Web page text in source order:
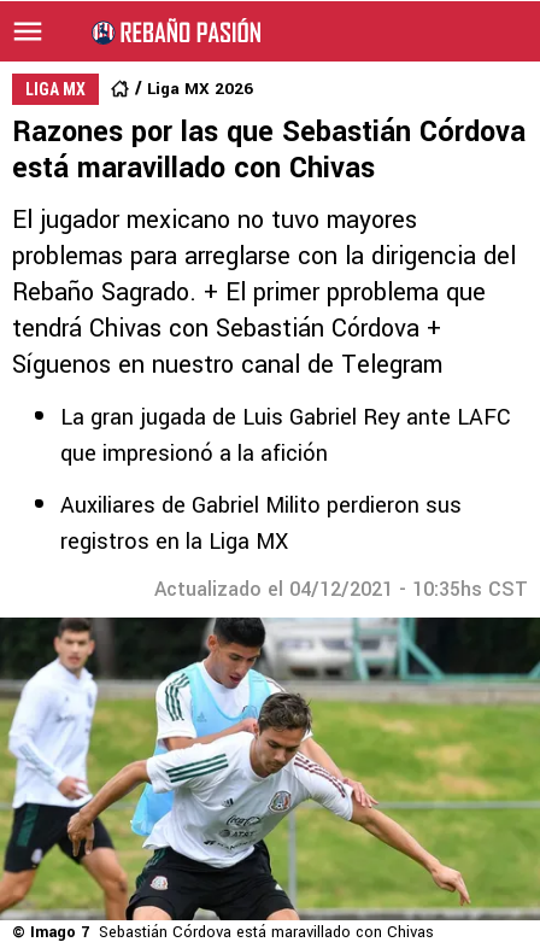
LIGA MX Liga MX 2026
Razones por las que Sebastián Córdova
está maravillado con Chivas
El jugador mexicano no tuvo mayores
problemas para arreglarse con la dirigencia del
Rebaño Sagrado. + El primer pproblema que
tendrá Chivas con Sebastián Córdova +
Síguenos en nuestro canal de Telegram
La gran jugada de Luis Gabriel Rey ante LAFC
que impresionó a la afición
Auxiliares de Gabriel Milito perdieron sus
registros en la Liga MX
Actualizado el 04/12/2021 - 10:35hs CST
© Imago 7 Sebastián Córdova está maravillado con Chivas